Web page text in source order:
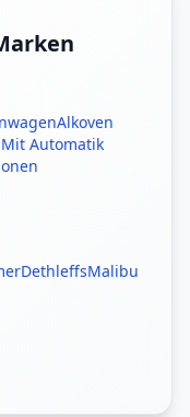
Alkoven
Mit Automatik
DethleffsMalibu